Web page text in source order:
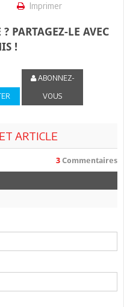
Imprimer
PARTAGEZ-LE AVEC
!
ABONNEZ-
VOUS
ARTICLE
3 Commentaires